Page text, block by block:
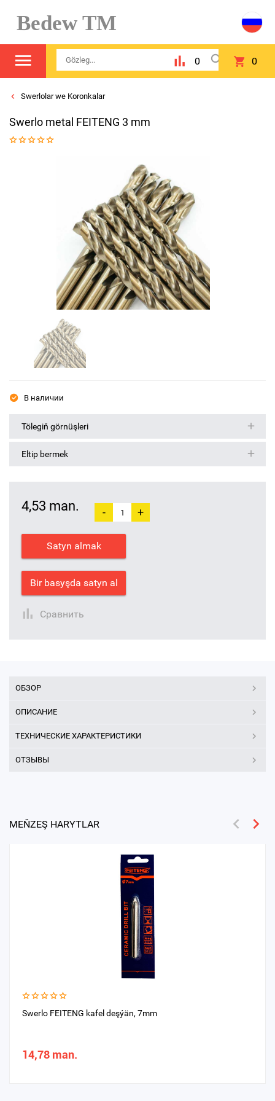
Bedew TM
0 0
Swerlolar we Koronkalar
Swerlo metal FEITENG 3 mm
В наличии
Tölegiň görnüşleri
Eltip bermek
4,53 man. - +
Satyn almak
Bir basyşda satyn al
Сравнить
ОБЗОР
ОПИСАНИЕ
ТЕХНИЧЕСКИЕ ХАРАКТЕРИСТИКИ
ОТЗЫВЫ
MEŇZEŞ HARYTLAR
Swerlo FEITENG kafel deşýän, 7mm
14,78 man.